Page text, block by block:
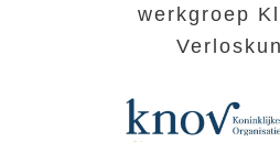
werkgroep